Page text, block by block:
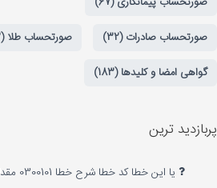
صورتحساب صادرات (32)
صورتحساب طلا (13)
گواهی امضا و کلیدها (183)
پربازدید ترین
یا این خطا کد خطا شرح خطا 0300101 مقدار …